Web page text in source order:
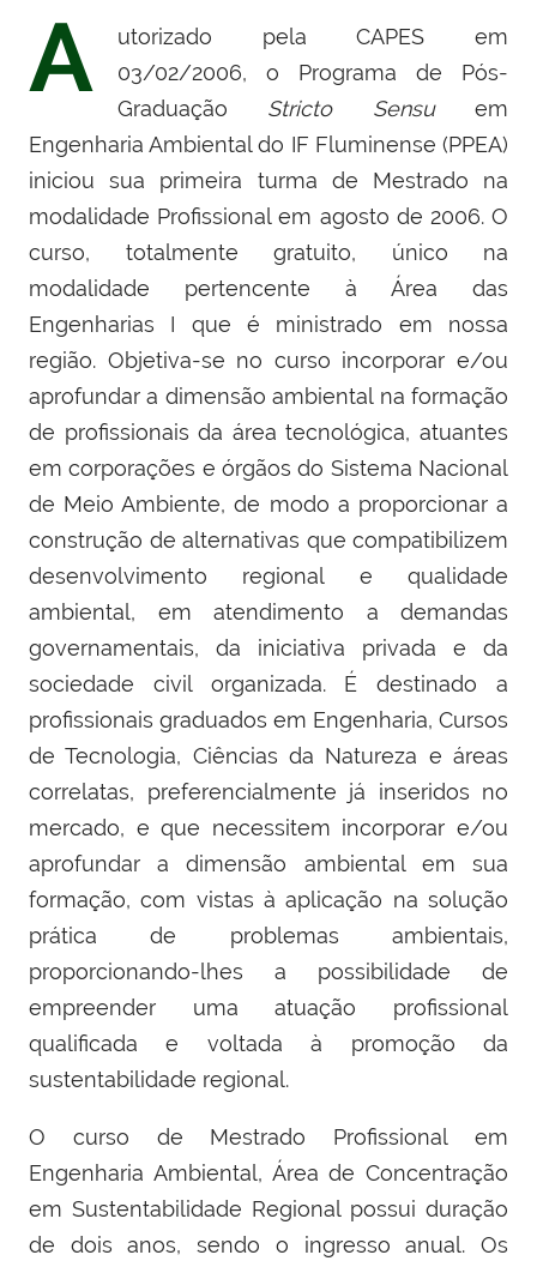
A
utorizado pela CAPES em
03/02/2006, o Programa de Pós-
Graduação Stricto Sensuem
Engenharia Ambiental do IF Fluminense (PPEA)
iniciou sua primeira turma de Mestrado na
modalidade Profissional em agosto de 2006. O
curso, totalmente gratuito, único na
modalidade pertencente à Área das
Engenharias I que é ministrado em nossa
região. Objetiva-se no curso incorporar e/ou
aprofundar a dimensão ambiental na formação
de profissionais da área tecnológica, atuantes
em corporações e órgãos do Sistema Nacional
de Meio Ambiente, de modo a proporcionar a
construção de alternativas que compatibilizem
desenvolvimento regional e qualidade
ambiental, em atendimento a demandas
governamentais, da iniciativa privada e da
sociedade civil organizada. É destinado a
profissionais graduados em Engenharia, Cursos
de Tecnologia, Ciências da Natureza e áreas
correlatas, preferencialmente já inseridos no
mercado, e que necessitem incorporar e/ou
aprofundar a dimensão ambiental em sua
formação, com vistas à aplicação na solução
prática de problemas ambientais,
proporcionando-lhes a possibilidade de
empreender uma atuação profissional
qualificada e voltada à promoção da
sustentabilidade regional.
O curso de Mestrado Profissional em
Engenharia Ambiental, Área de Concentração
em Sustentabilidade Regional possui duração
de dois anos, sendo o ingresso anual. Os